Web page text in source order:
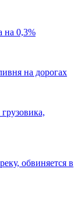
на 0,3%
на дорогах
обвиняется в